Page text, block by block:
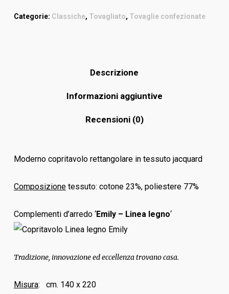
Categorie: Classiche, Tovagliato, Tovaglie confezionate
Descrizione
Informazioni aggiuntive
Recensioni (0)
Moderno copritavolo rettangolare in tessuto jacquard
Composizionetessuto: cotone 23%, poliestere 77%
Complementi d’arredo ‘Emily – Linea legno‘
Tradizione, innovazione ed eccellenza trovano casa.
Misura: cm. 140 x 220